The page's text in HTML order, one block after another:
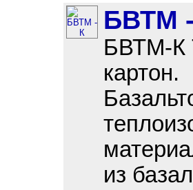
БВТМ
БВТМ-К
картон.
из